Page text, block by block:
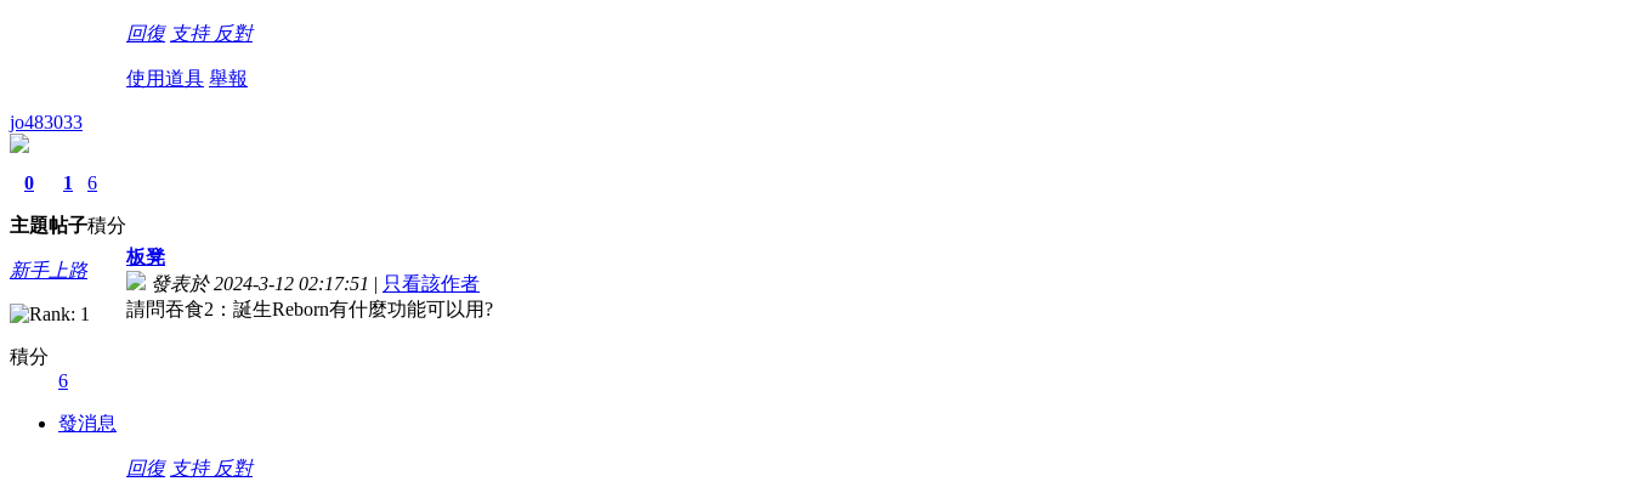
回復 支持 反對
使用道具 舉報
jo483033
0
主題
1
帖子
6
積分
新手上路
積分
6
發消息
板凳
發表於 2024-3-12 02:17:51 | 只看該作者
請問吞食2：誕生Reborn有什麼功能可以用?
回復 支持 反對